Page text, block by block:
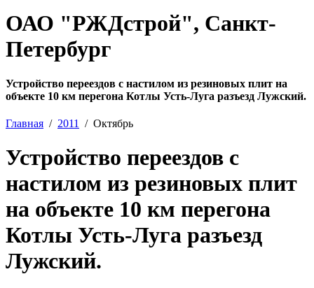
ОАО "РЖДстрой", Санкт-
Петербург
Устройство переездов с настилом из резиновых плит на
объекте 10 км перегона Котлы Усть-Луга разъезд Лужский.
Главная 2011 Октябрь
Устройство переездов с
настилом из резиновых плит
на объекте 10 км перегона
Котлы Усть-Луга разъезд
Лужский.